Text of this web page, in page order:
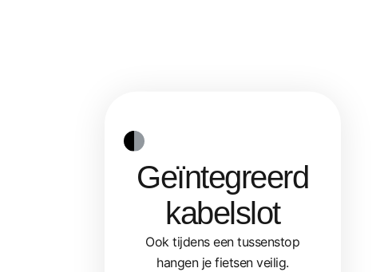
Geïntegreerd
kabelslot
Ook tijdens een tussenstop
hangen je fietsen veilig.